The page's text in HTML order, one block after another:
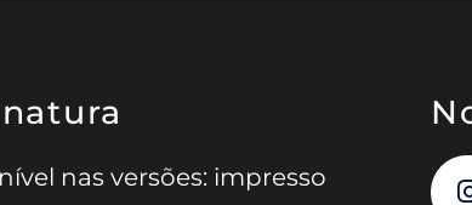
nas versões: impresso